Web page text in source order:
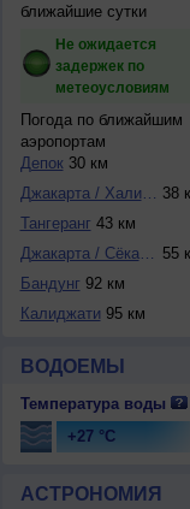
ближайшие сутки
Не ожидается
задержек по
метеоусловиям
Погода по ближайшим
аэропортам
Депок30 км
Джакарта / Халим-... 38
Тангеранг 43 км
Джакарта / Сёкарн... 55
Бандунг 92 км
Калиджати 95 км
ВОДОЕМЫ
Температура воды
+27 °C
АСТРОНОМИЯ